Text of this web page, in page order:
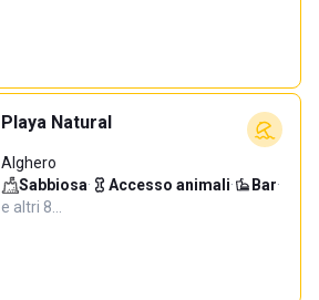
Playa Natural
Alghero
Sabbiosa· Accesso animali· Bar·
e altri 8…